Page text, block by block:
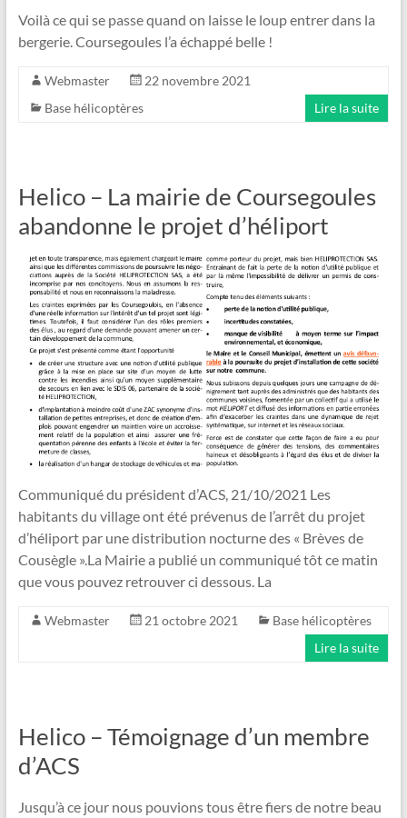
Voilà ce qui se passe quand on laisse le loup entrer dans la
bergerie. Coursegoules l’a échappé belle !
Webmaster
22 novembre 2021
Base hélicoptères
Lire la suite
Helico – La mairie de Coursegoules
abandonne le projet d’héliport
Communiqué du président d’ACS, 21/10/2021 Les
habitants du village ont été prévenus de l’arrêt du projet
d’héliport par une distribution nocturne des « Brèves de
Cousègle ».La Mairie a publié un communiqué tôt ce matin
que vous pouvez retrouver ci dessous. La
Webmaster 21 octobre 2021
Base hélicoptères
Lire la suite
Helico – Témoignage d’un membre
d’ACS
Jusqu’à ce jour nous pouvions tous être fiers de notre beau